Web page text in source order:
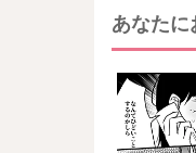
あなたに